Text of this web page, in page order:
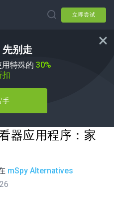
立即尝试
别走
特殊的 30%
扣
手
器应用程序：家
mSpy Alternatives